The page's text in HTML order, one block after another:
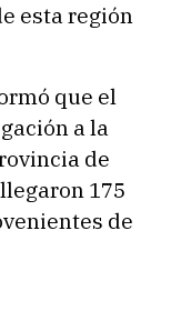
esta región
que el
a la
de
175
de